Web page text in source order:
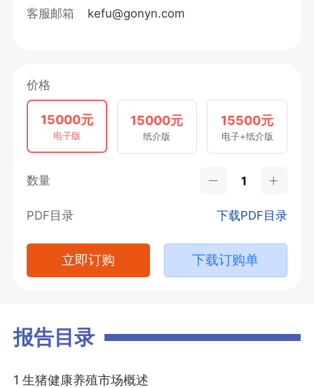
客服邮箱 kefu@gonyn.com
价格
15000元
电子版
15000元
纸介版
15500元
电子+纸介版
数量
PDF目录 下载PDF目录
立即订购 下载订购单
报告目录
1 生猪健康养殖市场概述